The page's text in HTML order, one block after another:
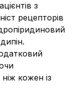
з
рецепторів
кожен із